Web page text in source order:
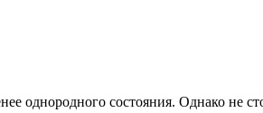
однородного состояния. Однако не